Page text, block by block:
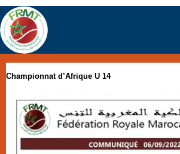
Championnat d’Afrique U 14